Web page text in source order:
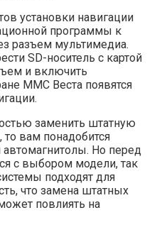
установки навигации
программы к
разъем мультимедиа.
SD-носитель с картой
и включить
ММС Веста появятся
заменить штатную
то вам понадобится
Но перед
с выбором модели, так
подходят для
что замена штатных
повлиять на